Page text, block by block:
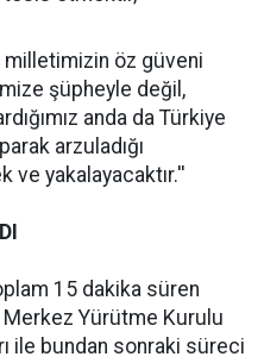
milletimizin öz güveni
şüpheyle değil,
anda da Türkiye
arzuladığı
yakalayacaktır.''
15 dakika süren
Yürütme Kurulu
ile bundan sonraki süreci